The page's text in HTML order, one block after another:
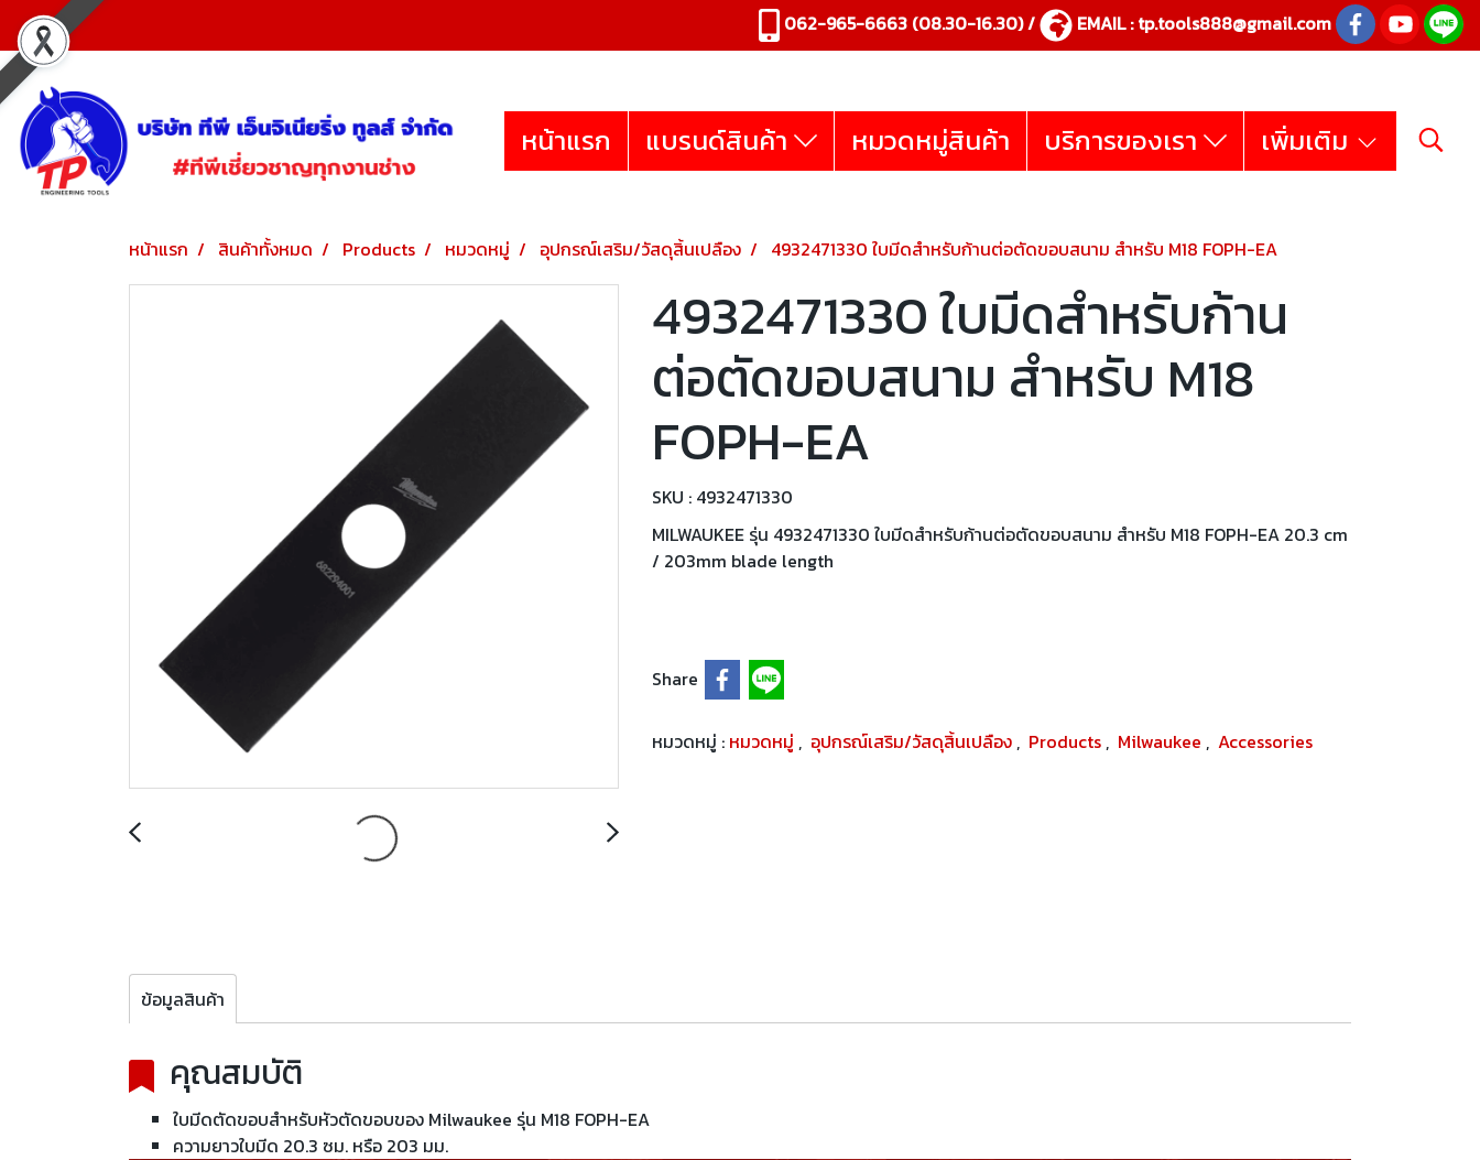
062-965-6663 (08.30-16.30) / EMAIL :tp.tools888@gmail.com
หน้าแรก แบรนด์สินค้า หมวดหมู่สินค้า บริการของเรา เพิ่มเติม
หน้าแรก สินค้าทั้งหมด Products หมวดหมู่ อุปกรณ์เสริม/วัสดุสิ้นเปลือง 4932471330 ใบมีดสำหรับก้านต่อตัดขอบสนาม สำหรับ M18 FOPH-EA
4932471330 ใบมีดสำหรับก้าน
ต่อตัดขอบสนาม สำหรับ M18
FOPH-EA
SKU : 4932471330
MILWAUKEE รุ่น 4932471330 ใบมีดสำหรับก้านต่อตัดขอบสนาม สำหรับ M18 FOPH-EA 20.3 cm
/ 203mm blade length
Share
หมวดหมู่ : หมวดหมู่ , อุปกรณ์เสริม/วัสดุสิ้นเปลือง , Products , Milwaukee , Accessories
ข้อมูลสินค้า
คุณสมบัติ
ใบมีดตัดขอบสำหรับหัวตัดขอบของ Milwaukee รุ่น M18 FOPH-EA
ความยาวใบมีด 20.3 ซม. หรือ 203 มม.